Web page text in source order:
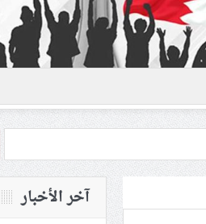
آخر الأخبار